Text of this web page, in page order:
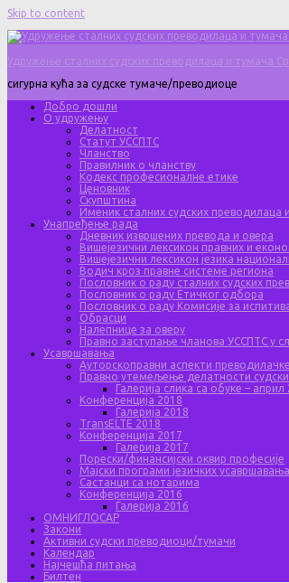
Skip to content
Удружење сталних судских преводилаца и тумача
сигурна кућа за судске тумаче/преводиоце
Добро дошли
О удружењу
Делатност
Статут УССПТС
Чланство
Правилник о чланству
Кодекс професионалне етике
Ценовник
Скупштина
Именик сталних судских преводилаца
Унапређење рада
Дневник извршених превода и овера
Вишејезични лексикон правних и
Вишејезични лексикон језика
Водич кроз правне системе региона
Пословник о раду сталних судских
Пословник о раду Етичког одбора
Пословник о раду Комисије за
Обрасци
Налепнице за оверу
Правно заступање чланова УССПТС у
Усавршавања
Ауторскоправни аспекти
Правно утемељење делатности
Галерија слика са обуке – април
Конференција 2018
Галерија 2018
TransELTE 2018
Конференција 2017
Галерија 2017
Порески/финансијски оквир професије
Мајски програми језичких усавршавања
Састанци са нотарима
Конференција 2016
Галерија 2016
ОМНИГЛОСАР
Закони
Активни судски преводиоци/тумачи
Календар
Најчешћа питања
Билтен